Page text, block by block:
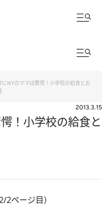
にNYのママは驚愕！小学校の給食とお
2013.3.15
！小学校の給食と
ページ目）